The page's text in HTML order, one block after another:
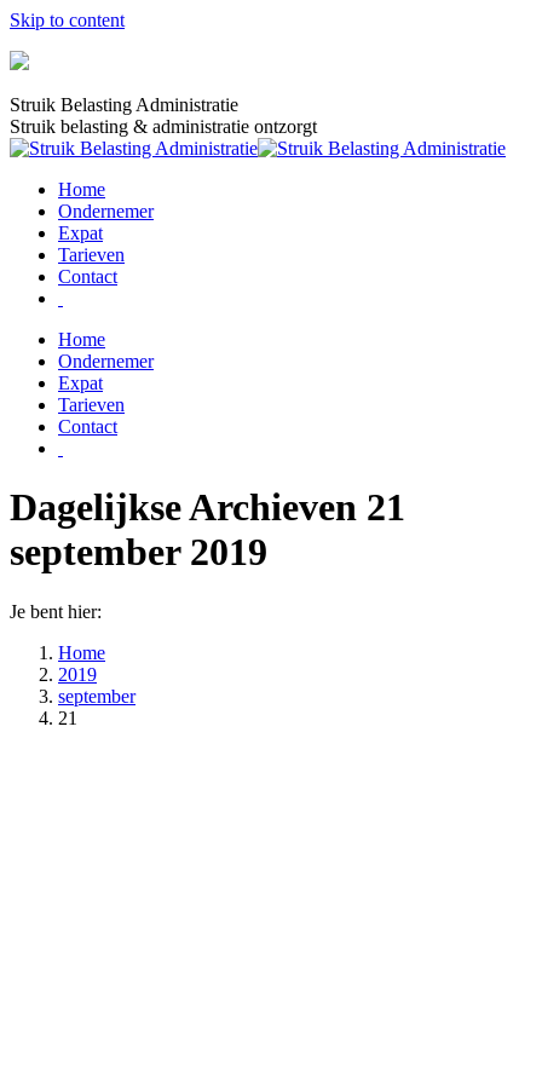
Skip to content
Struik Belasting Administratie
Struik belasting & administratie ontzorgt
Home
Ondernemer
Expat
Tarieven
Contact
Home
Ondernemer
Expat
Tarieven
Contact
Dagelijkse Archieven 21
september 2019
Je bent hier:
Home
2019
september
21